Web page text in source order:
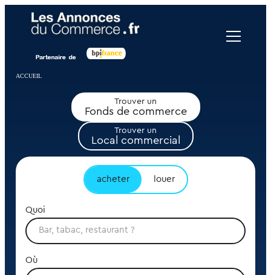
ACCUEIL
Trouver un
Fonds de commerce
Trouver un
Local commercial
acheter louer
Quoi
Où
Panneau de gestion des cookies